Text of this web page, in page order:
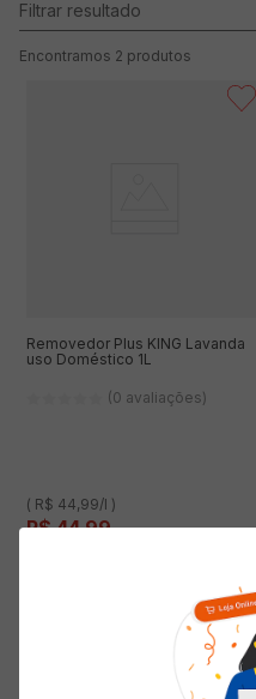
2 produtos
Removedor Plus KING Lavanda
uso Doméstico 1L
(0 avaliações)
( R$ 44,99/l )
R$ 44,99
ADICIONAR AO CARRINHO